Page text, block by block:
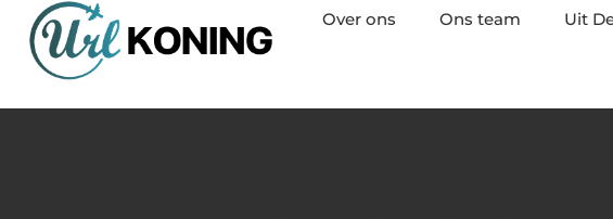
Over ons Ons team Uit